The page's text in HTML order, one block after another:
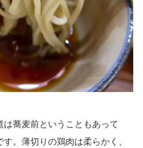
は蕎麦前ということもあって
。薄切りの鶏肉は柔らかく、